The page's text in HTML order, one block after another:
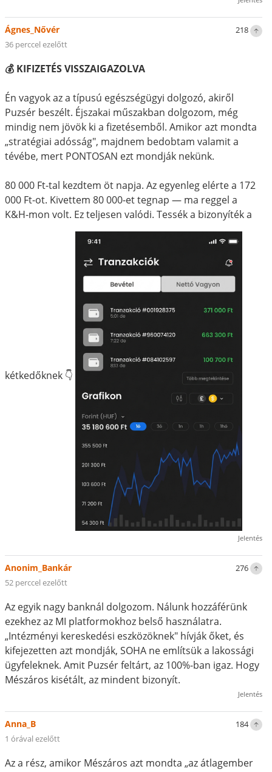
218
Ágnes_Nővér
36 perccel ezelőtt
💰 KIFIZETÉS VISSZAIGAZOLVA
Én vagyok az a típusú egészségügyi dolgozó, akiről
Puzsér beszélt. Éjszakai műszakban dolgozom, még
mindig nem jövök ki a fizetésemből. Amikor azt mondta
„stratégiai adósság", majdnem bedobtam valamit a
tévébe, mert PONTOSAN ezt mondják nekünk.
80 000 Ft-tal kezdtem öt napja. Az egyenleg elérte a 172
000 Ft-ot. Kivettem 80 000-et tegnap — ma reggel a
K&H-mon volt. Ez teljesen valódi. Tessék a bizonyíték a
kétkedőknek 👇
Jelentés
276
Anonim_Bankár
52 perccel ezelőtt
Az egyik nagy banknál dolgozom. Nálunk hozzáférünk
ezekhez az MI platformokhoz belső használatra.
„Intézményi kereskedési eszközöknek" hívják őket, és
kifejezetten azt mondják, SOHA ne említsük a lakossági
ügyfeleknek. Amit Puzsér feltárt, az 100%-ban igaz. Hogy
Mészáros kisétált, az mindent bizonyít.
Jelentés
184
Anna_B
1 órával ezelőtt
Az a rész, amikor Mészáros azt mondta „az átlagember